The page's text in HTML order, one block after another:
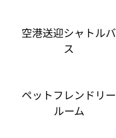
空港送迎シャトルバ
ス
ペットフレンドリー
ルーム